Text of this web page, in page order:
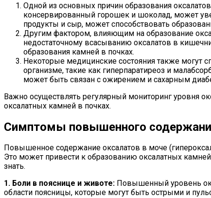
Одной из основных причин образования
консервированный горошек и шоколад, может
продукты и сыр, может способствовать
Другим фактором, влияющим на образование
недостаточному всасыванию оксалатов в
образования камней в почках.
Некоторые медицинские состояния также могут
организме, такие как гиперпаратиреоз и
может быть связан с ожирением и сахарным
Важно осуществлять регулярный мониторинг уровня
оксалатных камней в почках.
Симптомы повышенного
Повышенное содержание оксалатов в моче
Это может привести к образованию оксалатных
знать.
1. Боли в пояснице и животе: Повышенный уровень
области поясницы, которые могут быть острыми и